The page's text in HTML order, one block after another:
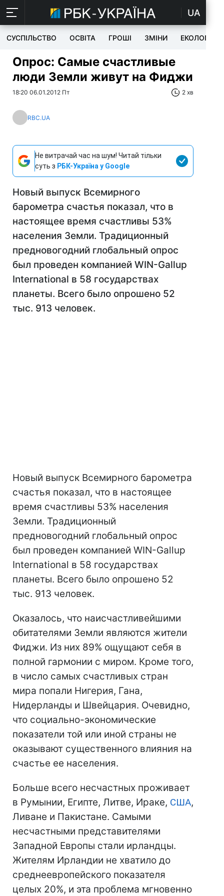
UA
СУСПІЛЬСТВО ОСВІТА ГРОШІ ЗМІНИ ЕКОЛОГІЯ
Опрос: Самые счастливые
люди Земли живут на Фиджи
18:20 06.01.2012 Пт 2 хв
RBC.UA
Не витрачай час на шум! Читай тільки
суть з РБК-Україна у Google
Новый выпуск Всемирного
барометра счастья показал, что в
настоящее время счастливы 53%
населения Земли. Традиционный
предновогодний глобальный опрос
был проведен компанией WIN-Gallup
International в 58 государствах
планеты. Всего было опрошено 52
тыс. 913 человек.
Новый выпуск Всемирного барометра
счастья показал, что в настоящее
время счастливы 53% населения
Земли. Традиционный
предновогодний глобальный опрос
был проведен компанией WIN-Gallup
International в 58 государствах
планеты. Всего было опрошено 52
тыс. 913 человек.
Оказалось, что наисчастливейшими
обитателями Земли являются жители
Фиджи. Из них 89% ощущают себя в
полной гармонии с миром. Кроме того,
в число самых счастливых стран
мира попали Нигерия, Гана,
Нидерланды и Швейцария. Очевидно,
что социально-экономические
показатели той или иной страны не
оказывают существенного влияния на
счастье ее населения.
Больше всего несчастных проживает
в Румынии, Египте, Литве, Ираке, США,
Ливане и Пакистане. Самыми
несчастными представителями
Западной Европы стали ирландцы.
Жителям Ирландии не хватило до
среднеевропейского показателя
целых 20%, и эта проблема мгновенно